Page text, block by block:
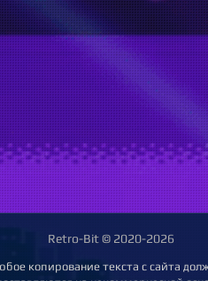
Retro-Bit © 2020-2026
копирование текста с сайта